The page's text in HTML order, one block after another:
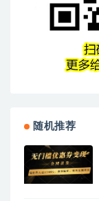
随机推荐